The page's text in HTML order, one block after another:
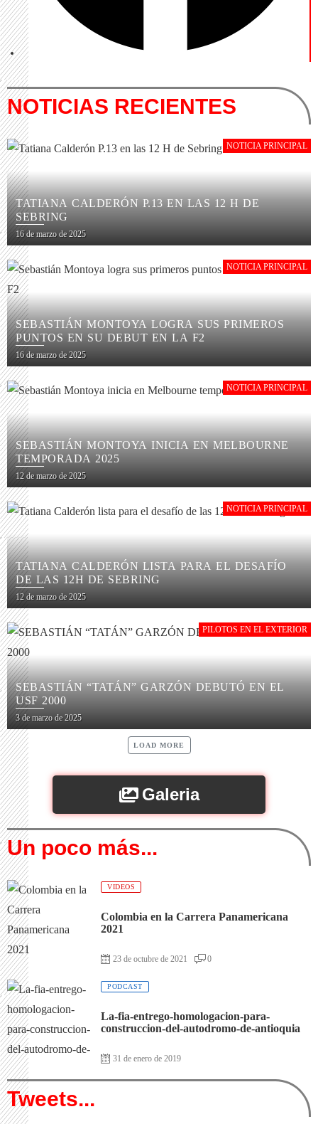
NOTICIAS RECIENTES
NOTICIA PRINCIPAL
TATIANA CALDERÓN P.13 EN LAS 12 H DE
SEBRING
16 de marzo de 2025
NOTICIA PRINCIPAL
SEBASTIÁN MONTOYA LOGRA SUS PRIMEROS
PUNTOS EN SU DEBUT EN LA F2
16 de marzo de 2025
NOTICIA PRINCIPAL
SEBASTIÁN MONTOYA INICIA EN MELBOURNE
TEMPORADA 2025
12 de marzo de 2025
NOTICIA PRINCIPAL
TATIANA CALDERÓN LISTA PARA EL DESAFÍO
DE LAS 12H DE SEBRING
12 de marzo de 2025
PILOTOS EN EL EXTERIOR
SEBASTIÁN “TATÁN” GARZÓN DEBUTÓ EN EL
USF 2000
3 de marzo de 2025
LOAD MORE
Galeria
Un poco más...
VIDEOS
Colombia en la Carrera Panamericana
2021
23 de octubre de 2021 0
PODCAST
La-fia-entrego-homologacion-para-
construccion-del-autodromo-de-antioquia
31 de enero de 2019
Tweets...